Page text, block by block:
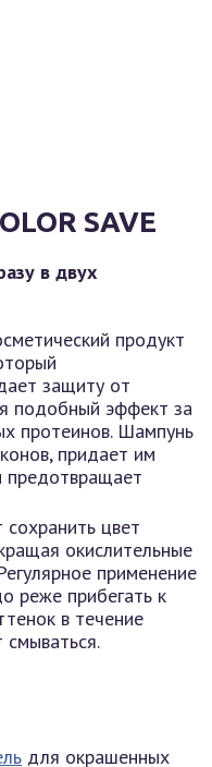
SAVE
в двух
продукт
защиту от
подобный эффект за
протеинов. Шампунь
придает им
предотвращает
цвет
окислительные
применение
реже прибегать к
в течение
смываться.
для окрашенных